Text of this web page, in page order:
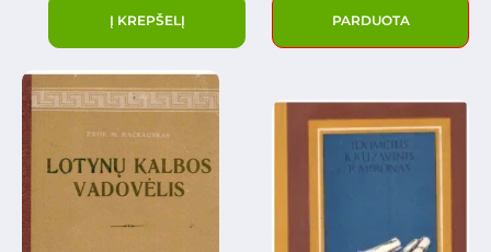
Į KREPŠELĮ PARDUOTA